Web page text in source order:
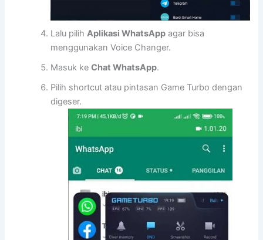
Lalu pilih Aplikasi WhatsApp agar bisa
menggunakan Voice Changer.
Masuk keChat WhatsApp.
Pilih shortcut atau pintasan Game Turbo dengan
digeser.